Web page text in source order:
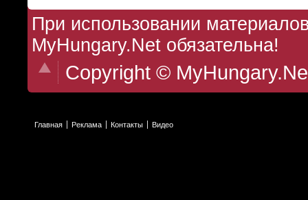
При использовании
MyHungary.Net обязательна!
Copyright ©
Главная Реклама Контакты Видео